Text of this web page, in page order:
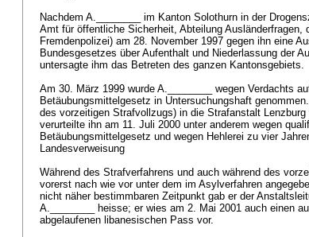
Nachdem A.________ im Kanton Solothurn in der
Amt für öffentliche Sicherheit, Abteilung Ausländerfragen,
Fremdenpolizei) am 28. November 1997 gegen ihn eine
Bundesgesetzes über Aufenthalt und Niederlassung der
untersagte ihm das Betreten des ganzen Kantonsgebiets.
Am 30. März 1999 wurde A.________ wegen Verdachts
Betäubungsmittelgesetz in Untersuchungshaft
des vorzeitigen Strafvollzugs) in die Strafanstalt
verurteilte ihn am 11. Juli 2000 unter anderem wegen
Betäubungsmittelgesetz und wegen Hehlerei zu vier
Landesverweisung
Während des Strafverfahrens und auch während des
vorerst nach wie vor unter dem im Asylverfahren
nicht näher bestimmbaren Zeitpunkt gab er der
A.________ heisse; er wies am 2. Mai 2001 auch einen
abgelaufenen libanesischen Pass vor.